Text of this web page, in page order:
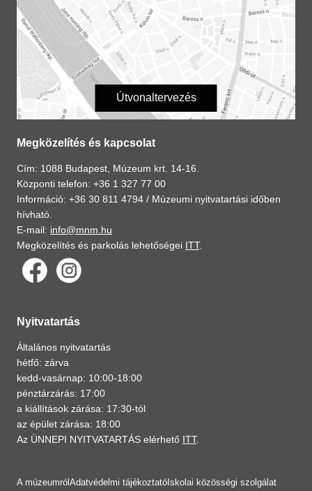
Útvonaltervezés
Megközelítés és kapcsolat
Cím: 1088 Budapest, Múzeum krt. 14-16.
Központi telefon: +36 1 327 77 00
Információ: +36 30 811 4794 / Múzeumi nyitvatartási időben
hívható.
E-mail: info@mnm.hu
Megközelítés és parkolás lehetőségei ITT.
Nyitvatartás
Általános nyitvatartás
hétfő: zárva
kedd-vasárnap: 10:00-18:00
pénztárzárás: 17:00
a kiállítások zárása: 17:30-tól
az épület zárása: 18:00
Az ÜNNEPI NYITVATARTÁS elérhető ITT.
A múzeumról Adatvédelmi tájékoztató Iskolai közösségi szolgálat